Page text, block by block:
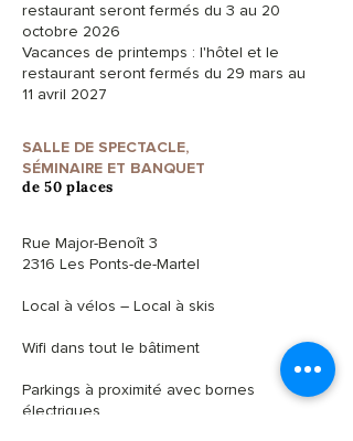
restaurant seront fermés du 3 au 20
octobre 2026
Vacances de printemps : l'hôtel et le
restaurant seront fermés du 29 mars au
11 avril 2027
SALLE DE SPECTACLE,
SÉMINAIRE ET BANQUET
de 50 places
Rue Major-Benoît 3
2316 Les Ponts-de-Martel
Local à vélos – Local à skis
Wifi dans tout le bâtiment
Parkings à proximité avec bornes
électriques